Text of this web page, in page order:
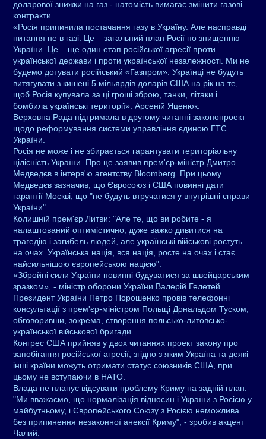
доларової знижки на газ - натомість вимагає змінити газові
контракти.
«Росія припинила постачання газу в Україну. Але насправді
питання не в газі. Це – загальний план Росії по знищенню
України. Це – ще один етап російської агресії проти
української держави і проти української незалежності. Ми не
будемо дотувати російський «Газпром». Українці не будуть
витягувати з кишені 5 мільярдів доларів США на рік на те,
щоб Росія купувала за ці гроші зброю, танки, літаки і
бомбила українські території». Арсеній Яценюк.
Верховна Рада підтримала в другому читанні законопроект
щодо реформування системи управління єдиною ГТС
України.
Росія не може і не збирається гарантувати територіальну
цілісність України. Про це заявив прем'єр-міністр Дмитро
Медведєв в інтерв'ю агентству Bloomberg. При цьому
Медведєв зазначив, що Євросоюз і США повинні дати
гарантії Москві, що "не будуть втручатися у внутрішні справи
України".
Колишній прем'єр Литви: "Але те, що ви робите - я
налаштований оптимістично, дуже важко дивитися на
трагедію і загибель людей, але українські військові ростуть
на очах. Українська нація, вся нація, росте на очах і стає
найсильнішою європейською нацією".
«Збройні сили України повинні будуватися за швейцарським
зразком», - міністр оборони України Валерій Гелетей.
Президент України Петро Порошенко провів телефонні
консультації з прем'єр-міністром Польщі Дональдом Туском,
обговоривши, зокрема, створення польсько-литовсько-
української військової бригади.
Конгрес США прийняв у двох читаннях проект закону про
запобігання російської агресії, згідно з яким Україна та деякі
інші країни можуть отримати статус союзників США, при
цьому не вступаючи в НАТО.
Влада не планує відсувати проблему Криму на задній план.
"Ми вважаємо, що нормалізація відносин і України з Росією у
майбутньому, і Європейського Союзу з Росією неможлива
без припинення незаконної анексії Криму", - зробив акцент
Чалий.